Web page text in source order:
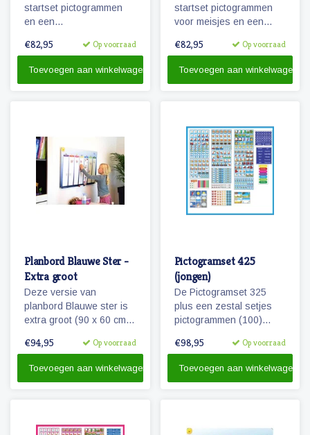
startset pictogrammen
en een
€82,95 Op voorraad
Toevoegen aan winkelwagen
startset pictogrammen
voor meisjes en een
€82,95 Op voorraad
Toevoegen aan winkelwagen
Planbord Blauwe Ster -
Extra groot
Deze versie van
planbord Blauwe ster is
extra groot (90 x 60 cm)
familieplanbord. Het bord
week, is beschrijfbaar
€94,95 Op voorraad
Toevoegen aan winkelwagen
Pictogramset 425
(jongen)
De Pictogramset 325
plus een zestal setjes
pictogrammen (100)
maanden, dagen van de
belonen.
€98,95 Op voorraad
Toevoegen aan winkelwagen